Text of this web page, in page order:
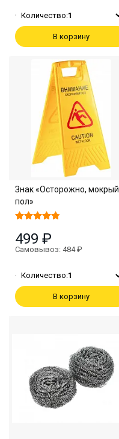
Количество:1
В корзину
Знак «Осторожно, мокрый
пол»
499 ₽
Самовывоз: 484 ₽
Количество:1
В корзину